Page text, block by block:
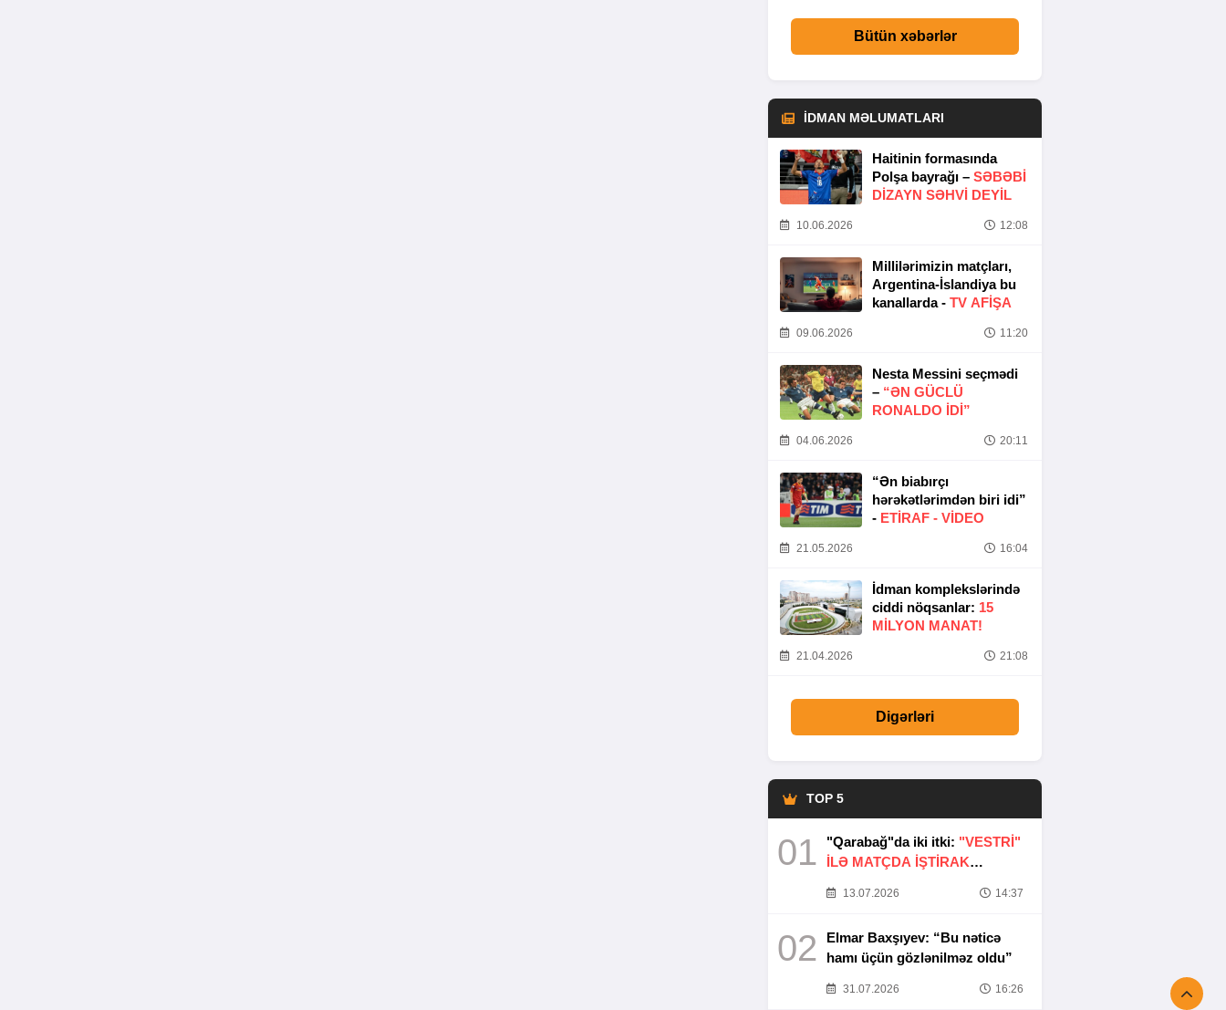
Bütün xəbərlər
İDMAN MƏLUMATLARI
Haitinin formasında
Polşa bayrağı – SƏBƏBI
DIZAYN SƏHVI DEYIL
10.06.2026 12:08
Millilərimizin matçları,
Argentina-İslandiya bu
kanallarda - TV AFİŞA
09.06.2026 11:20
Nesta Messini seçmədi
– “ƏN GÜCLÜ
RONALDO IDI”
04.06.2026 20:11
“Ən biabırçı
hərəkətlərimdən biri idi”
- ETIRAF - VİDEO
21.05.2026 16:04
İdman komplekslərində
ciddi nöqsanlar: 15
MILYON MANAT!
21.04.2026 21:08
Digərləri
TOP 5
01 "Qarabağ"da iki itki: "VESTRİ"
İLƏ MATÇDA İŞTİRAK
13.07.2026 14:37
02
Elmar Baxşıyev: “Bu nəticə
hamı üçün gözlənilməz oldu”
31.07.2026 16:26